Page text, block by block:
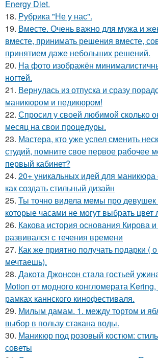
Energy Diet.
18. Рубрика "Не у нас".
19. Вместе. Очень важно для мужа и
вместе, принимать решения вместе,
принятием даже небольших решений.
20. На фото изображён
ногтей.
21. Вернулась из отпуска и сразу
маникюром и педикюром!
22. Спросил у своей любимой сколько
месяц на свои процедуры.
23. Мастера, кто уже успел сменить
студий, помните свое первое рабочее
первый кабинет?
24. 20+ уникальных идей для
как создать стильный дизайн
25. Ты точно видела мемы про
которые часами не могут выбрать цвет
26. Какова история основания Кирова и
развивался с течения времени
27. Как же приятно получать подарки (
мечтаешь).
28. Дакота Джонсон стала гостьей
Motion от модного конгломерата
рамках каннского кинофестиваля.
29. Милым дамам. 1. между тортом и
выбор в пользу стакана воды.
30. Маникюр под розовый костюм:
советы